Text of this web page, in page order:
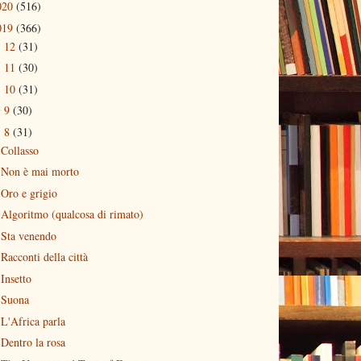
(516)
(366)
12 (31)
11 (30)
10 (31)
9 (30)
8 (31)
Collasso
Non è mai morto
Oro e grigio
Algoritmo (qualcosa di rimato)
Sta venendo
Racconti della città
Insetto
Suona
L'Africa parla
Dentro la rosa